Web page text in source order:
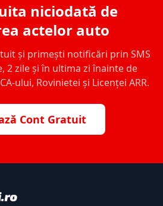
niciodată de
actelor auto
și primești notificări prin SMS
2 zile și în ultima zi înainte de
ului, Rovinietei și Licenței ARR.
Cont Gratuit